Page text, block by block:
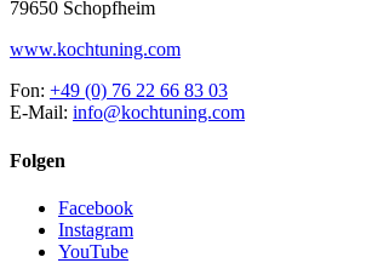
79650 Schopfheim
www.kochtuning.com
Fon: +49 (0) 76 22 66 83 03
E-Mail: info@kochtuning.com
Folgen
Facebook
Instagram
YouTube